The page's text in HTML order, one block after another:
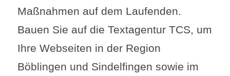
Maßnahmen auf dem Laufenden.
Bauen Sie auf die Textagentur TCS, um
Ihre Webseiten in der Region
Böblingen und Sindelfingen sowie im